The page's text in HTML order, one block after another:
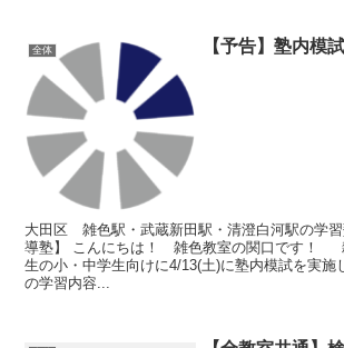
全体 【予告】塾内模
大田区 雑色駅・武蔵新田駅・清澄白河駅の学
導塾】 こんにちは！ 雑色教室の関口です！
生の小・中学生向けに4/13(土)に塾内模試を実施
の学習内容...